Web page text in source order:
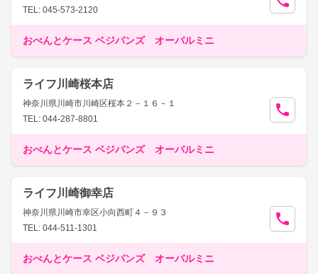
TEL: 045-573-2120
おべんとケース ベジパンズ オーバルミニ
ライフ川崎桜本店
神奈川県川崎市川崎区桜本２－１６－１
TEL: 044-287-8801
おべんとケース ベジパンズ オーバルミニ
ライフ川崎御幸店
神奈川県川崎市幸区小向西町４－９３
TEL: 044-511-1301
おべんとケース ベジパンズ オーバルミニ